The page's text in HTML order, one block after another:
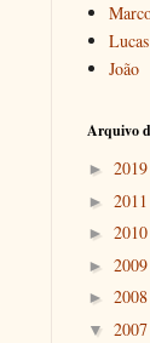
Lucas
João
Arquivo
► 2019
► 2011
► 2010
► 2009
► 2008
▼ 2007